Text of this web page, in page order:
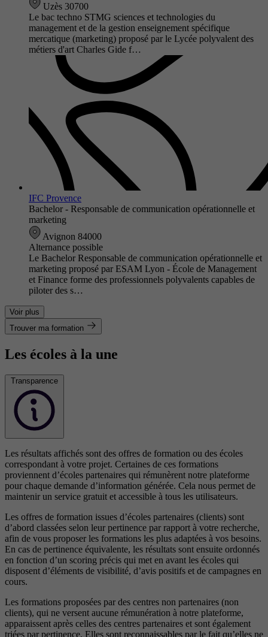
Uzès 30700
Le bac techno STMG sciences et technologies du
management et de la gestion enseignement spécifique
mercatique (marketing) proposé par le Lycée polyvalent des
métiers d'art Charles Gide f…
IFC Provence
Bachelor - Responsable de communication opérationnelle et
marketing
Avignon 84000
Alternance possible
Le Bachelor Responsable de communication opérationnelle et
marketing proposé par ESAM Lyon - École de Management
et Finance forme des professionnels polyvalents capables de
piloter des s…
Voir plus
Trouver ma formation
Les écoles à la une
Transparence
Les résultats affichés sont des offres de formation ou des écoles
correspondant à votre projet. Certaines de ces formations
proviennent d’écoles partenaires qui rémunèrent notre plateforme
pour chaque demande d’information générée. Cela nous permet de
maintenir un service gratuit et accessible à tous les utilisateurs.
Les offres de formation issues d’écoles partenaires (clients) sont
d’abord classées selon leur pertinence par rapport à votre recherche,
afin de vous proposer les formations les plus adaptées à vos besoins.
En cas de pertinence équivalente, les résultats sont ensuite ordonnés
en fonction d’un scoring précis qui met en avant les écoles qui
disposent d’éléments de visibilité, d’avis positifs et de campagnes en
cours.
Les formations proposées par des centres non partenaires (non
clients), qui ne versent aucune rémunération à notre plateforme,
apparaissent après celles des centres partenaires et sont également
triées par pertinence. Elles sont reconnaissables par le fait qu’elles ne